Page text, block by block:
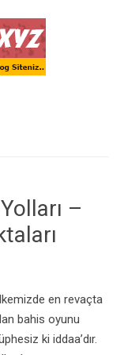
–
en revaçta
bahis oyunu
ki iddaa’dır.